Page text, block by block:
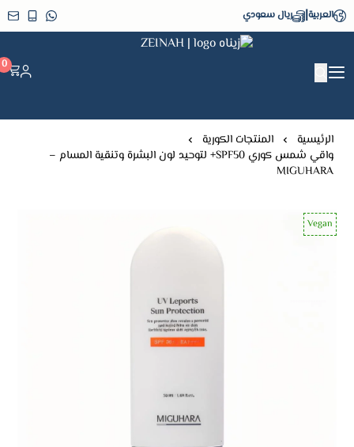
العربية| ريال سعودي
زيناه ZEINAH
0
الرئيسية
المنتجات الكورية
واقي شمس كوري SPF50+ لتوحيد لون البشرة وتنقية المسام –
MIGUHARA
Vegan